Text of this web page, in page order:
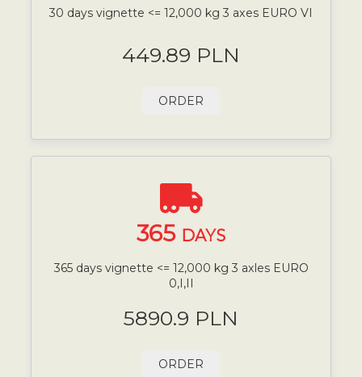
30 days vignette <= 12,000 kg 3 axes EURO VI
449.89 PLN
ORDER
365 DAYS
365 days vignette <= 12,000 kg 3 axles EURO
0,I,II
5890.9 PLN
ORDER